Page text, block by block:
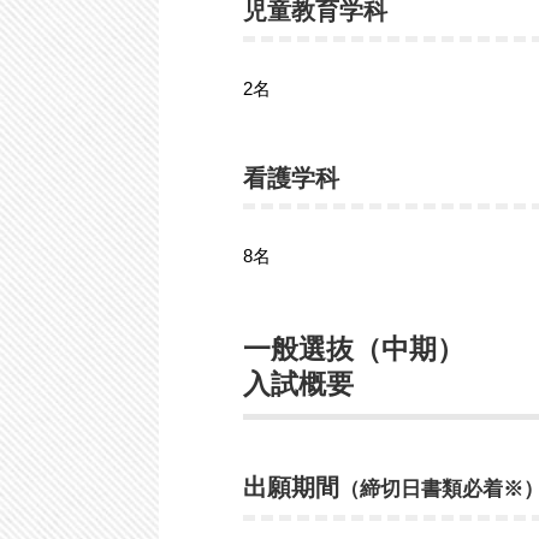
児童教育学科
2名
看護学科
8名
一般選抜（中期）
入試概要
出願期間 （締切日書類必着※